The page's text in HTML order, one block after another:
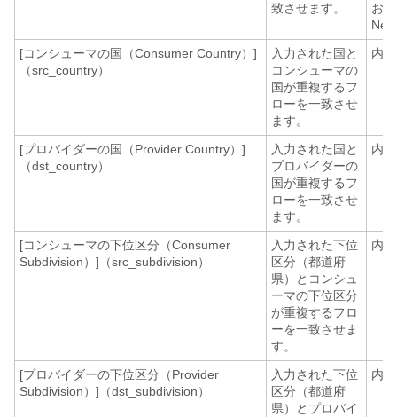
致させます。
お
[コンシューマの国（Consumer Country）]
（src_country）
入力された国と
コンシューマの
国が重複するフ
ローを一致させ
ます。
内線
[プロバイダーの国（Provider Country）]
（dst_country）
入力された国と
プロバイダーの
国が重複するフ
ローを一致させ
ます。
内線
[コンシューマの下位区分（Consumer
Subdivision）]（src_subdivision）
入力された下位
区分（都道府
県）とコンシュ
ーマの下位区分
が重複するフロ
ーを一致させま
す。
内線
[プロバイダーの下位区分（Provider
Subdivision）]（dst_subdivision）
入力された下位
区分（都道府
県）とプロバイ
内線